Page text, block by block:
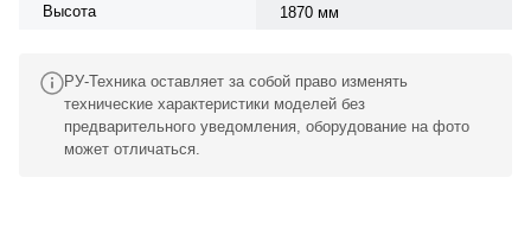
Высота
1870 мм
РУ-Техника оставляет за собой право изменять
технические характеристики моделей без
предварительного уведомления, оборудование на фото
может отличаться.